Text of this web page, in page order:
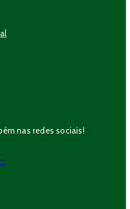
nas redes sociais!